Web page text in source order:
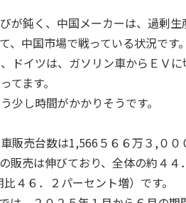
鈍く、中国メーカーは、過剰生
、中国市場で戦っている状況です
ドイツは、ガソリン車からＥＶ
ます。
し時間がかかりそうです。
販売台数は1,566５６６万３,００
売は伸びており、全体の約４４
４６．２パーセント増）です。